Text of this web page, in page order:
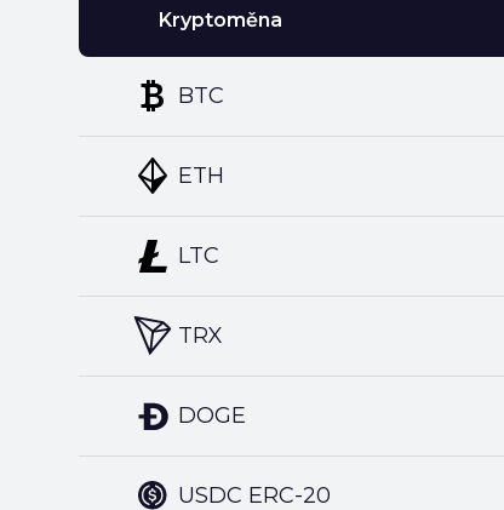
Kryptoměna
BTC
ETH
LTC
TRX
DOGE
USDC ERC-20